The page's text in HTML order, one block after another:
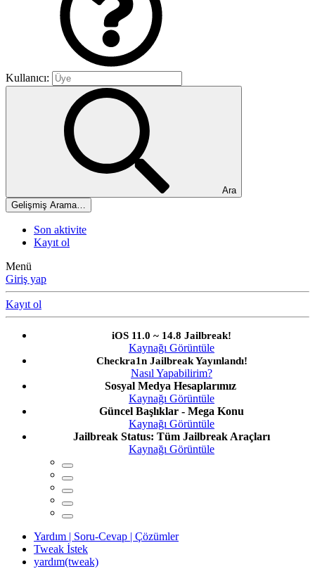
Kullanıcı:
Ara
Gelişmiş Arama…
Son aktivite
Kayıt ol
Menü
Giriş yap
Kayıt ol
iOS 11.0 ~ 14.8 Jailbreak!
Kaynağı Görüntüle
Checkra1n Jailbreak Yayınlandı!
Nasıl Yapabilirim?
Sosyal Medya Hesaplarımız
Kaynağı Görüntüle
Güncel Başlıklar - Mega Konu
Kaynağı Görüntüle
Jailbreak Status: Tüm Jailbreak Araçları
Kaynağı Görüntüle
Yardım | Soru-Cevap | Çözümler
Tweak İstek
yardım(tweak)